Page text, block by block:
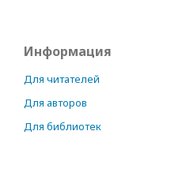
Информация
Для читателей
Для авторов
Для библиотек